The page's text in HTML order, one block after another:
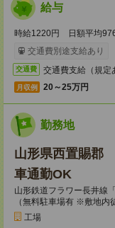
給与
時給1220円 日額平均
交通費別途支給あり
交通費 交通費支給（規定
月収例 20～25万円
勤務地
山形県西置賜郡
車通勤OK
山形鉄道フラワー長井
（無料駐車場有 ※敷地内
工場